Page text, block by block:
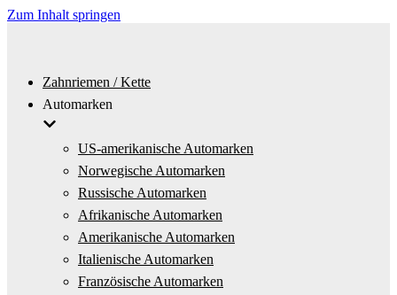
Zum Inhalt springen
Zahnriemen / Kette
Automarken
US-amerikanische Automarken
Norwegische Automarken
Russische Automarken
Afrikanische Automarken
Amerikanische Automarken
Italienische Automarken
Französische Automarken